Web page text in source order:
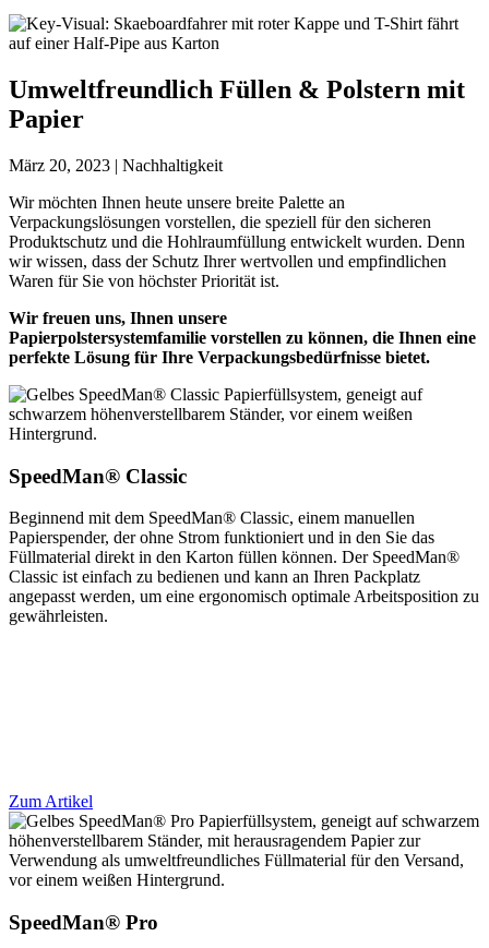
Umweltfreundlich Füllen & Polstern mit
Papier
März 20, 2023 | Nachhaltigkeit
Wir möchten Ihnen heute unsere breite Palette an
Verpackungslösungen vorstellen, die speziell für den sicheren
Produktschutz und die Hohlraumfüllung entwickelt wurden. Denn
wir wissen, dass der Schutz Ihrer wertvollen und empfindlichen
Waren für Sie von höchster Priorität ist.
Wir freuen uns, Ihnen unsere
Papierpolstersystemfamilie vorstellen zu können, die Ihnen eine
perfekte Lösung für Ihre Verpackungsbedürfnisse bietet.
SpeedMan® Classic
Beginnend mit dem SpeedMan® Classic, einem manuellen
Papierspender, der ohne Strom funktioniert und in den Sie das
Füllmaterial direkt in den Karton füllen können. Der SpeedMan®
Classic ist einfach zu bedienen und kann an Ihren Packplatz
angepasst werden, um eine ergonomisch optimale Arbeitsposition zu
gewährleisten.
Zum Artikel
SpeedMan® Pro